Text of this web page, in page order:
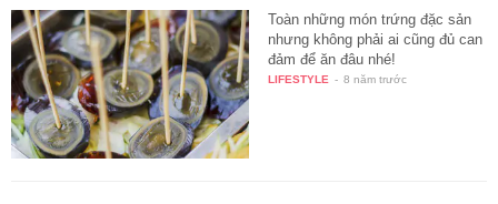
Toàn những món trứng đặc sản
nhưng không phải ai cũng đủ can
đảm để ăn đâu nhé!
LIFESTYLE - 8 năm trước